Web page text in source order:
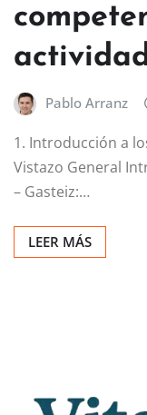
Pablo Arranz
1. Introducción a
Vistazo General
– Gasteiz:…
LEER MÁS